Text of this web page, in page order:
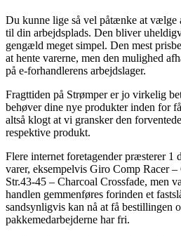
Du kunne lige så vel påtænke at vælge
til din arbejdsplads. Den bliver
gengæld meget simpel. Den mest
at hente varerne, men den mulighed
på e-forhandlerens arbejdslager.
Fragttiden på Strømper er jo virkelig
behøver dine nye produkter inden for
altså klogt at vi gransker den
respektive produkt.
Flere internet foretagender præsterer 1
varer, eksempelvis Giro Comp Racer
Str.43-45 – Charcoal Crossfade, men
handlen gemmenføres forinden et
sandsynligvis kan nå at få bestillingen
pakkemedarbejderne har fri.